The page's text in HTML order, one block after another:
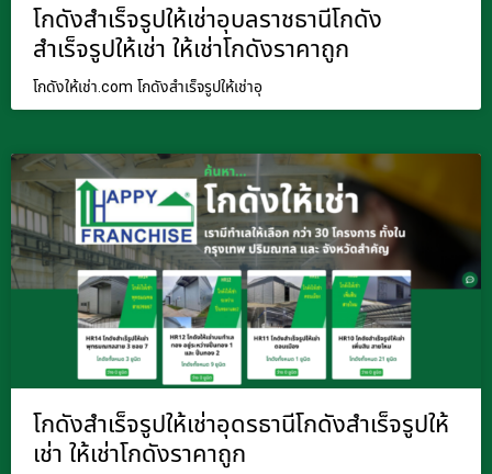
โกดังสำเร็จรูปให้เช่าอุบลราชธานีโกดัง
สำเร็จรูปให้เช่า ให้เช่าโกดังราคาถูก
โกดังให้เช่า.com โกดังสำเร็จรูปให้เช่าอุ
โกดังสำเร็จรูปให้เช่าอุดรธานีโกดังสำเร็จรูปให้
เช่า ให้เช่าโกดังราคาถูก